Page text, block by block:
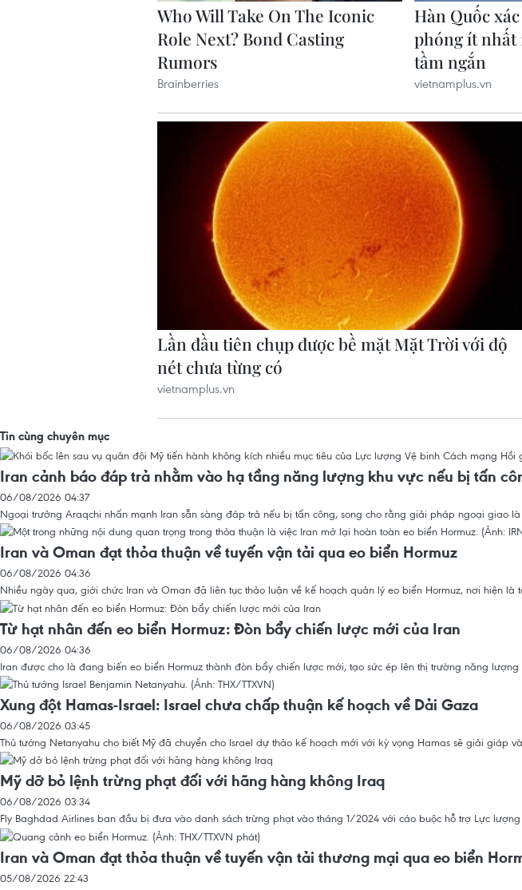
Tin cùng chuyên mục
Iran cảnh báo đáp trả nhằm vào hạ tầng năng lượng khu vực nếu bị tấn
06/08/2026 04:37
Ngoại trưởng Araqchi nhấn mạnh Iran sẵn sàng đáp trả nếu bị tấn công, song cho rằng giải pháp ngoại giao
Iran và Oman đạt thỏa thuận về tuyến vận tải qua eo biển Hormuz
06/08/2026 04:36
Nhiều ngày qua, giới chức Iran và Oman đã liên tục thảo luận về kế hoạch quản lý eo biển Hormuz, nơi hiện
Từ hạt nhân đến eo biển Hormuz: Đòn bẩy chiến lược mới của Iran
06/08/2026 04:36
Iran được cho là đang biến eo biển Hormuz thành đòn bẩy chiến lược mới, tạo sức ép lên thị trường năng
Xung đột Hamas-Israel: Israel chưa chấp thuận kế hoạch về Dải Gaza
06/08/2026 03:45
Thủ tướng Netanyahu cho biết Mỹ đã chuyển cho Israel dự thảo kế hoạch mới với kỳ vọng Hamas sẽ giải
Mỹ dỡ bỏ lệnh trừng phạt đối với hãng hàng không Iraq
06/08/2026 03:34
Fly Baghdad Airlines ban đầu bị đưa vào danh sách trừng phạt vào tháng 1/2024 với cáo buộc hỗ trợ Lực
Iran và Oman đạt thỏa thuận về tuyến vận tải thương mại qua eo biển
05/08/2026 22:43